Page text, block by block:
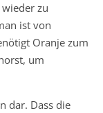
zu
ist von
Oranje zum
um
dar. Dass die